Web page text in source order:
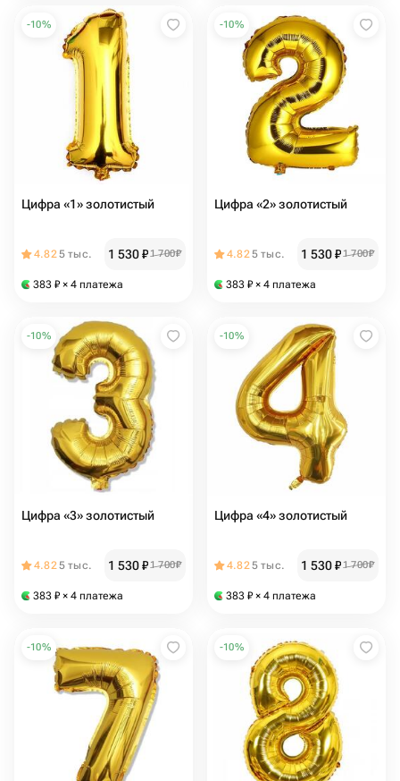
-10%
Цифра «1» золотистый
4.825 тыс. 1 530₽1 700₽
383 ₽ × 4 платежа
-10%
Цифра «2» золотистый
4.825 тыс. 1 530₽1 700₽
383 ₽ × 4 платежа
-10%
Цифра «3» золотистый
4.825 тыс. 1 530₽1 700₽
383 ₽ × 4 платежа
-10%
Цифра «4» золотистый
4.825 тыс. 1 530₽1 700₽
383 ₽ × 4 платежа
-10% -10%